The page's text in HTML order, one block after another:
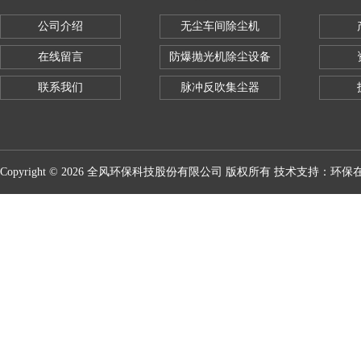
公司介绍
在线留言
联系我们
无尘车间除尘机
防爆抛光机除尘设备
脉冲反吹集尘器
Copyright © 2026 全风环保科技股份有限公司 版权所有 技术支持： 环保